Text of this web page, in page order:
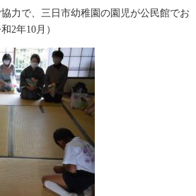
力で、三日市幼稚園の園児が公民館でお
2年10月）